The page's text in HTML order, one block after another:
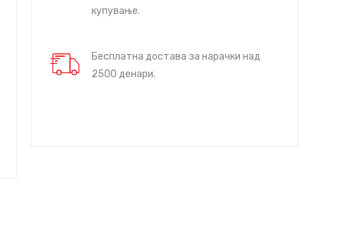
купување.
Бесплатна достава за нарачки над
2500 денари.